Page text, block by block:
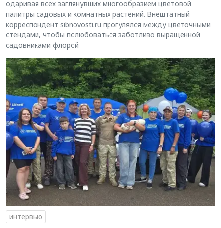
одаривая всех заглянувших многообразием цветовой
палитры садовых и комнатных растений. Внештатный
корреспондент sibnovosti.ru прогулялся между цветочными
стендами, чтобы полюбоваться заботливо выращенной
садовниками флорой
интервью